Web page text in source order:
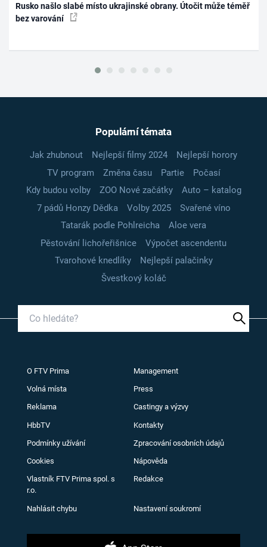
Rusko našlo slabé místo ukrajinské obrany. Útočit může téměř
bez varování
Populární témata
Jak zhubnout Nejlepší filmy 2024
Nejlepší horory
TV program
Změna času Partie
Počasí
Kdy budou volby
ZOO Nové začátky
Auto – katalog
7 pádů Honzy Dědka
Volby 2025
Svařené víno
Tatarák podle Pohlreicha
Aloe vera
Pěstování lichořeřišnice
Výpočet ascendentu
Tvarohové knedlíky
Nejlepší palačinky
Švestkový koláč
O FTV Prima Management
Volná místa Press
Reklama Castingy a výzvy
HbbTV Kontakty
Podmínky užívání Zpracování osobních údajů
Cookies Nápověda
Vlastník FTV Prima spol. s
r.o.
Redakce
Nahlásit chybu Nastavení soukromí